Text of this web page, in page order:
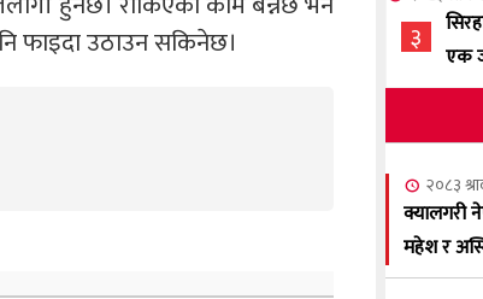
फाइदा उठाउन सकिनेछ।
३
एक
२०८३
४
२०८३
५
सूर्य
२०८३
क्यालगरी
महेश र